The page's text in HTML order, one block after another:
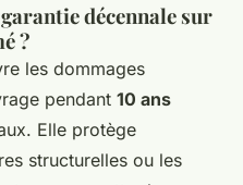
décennale sur
?
les dommages
pendant 10 ans
Elle protège
structurelles ou les